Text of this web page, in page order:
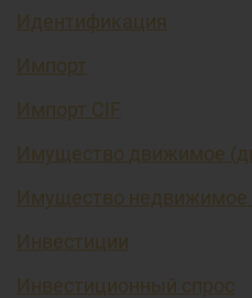
Идентификация
Импорт
Импорт CIF
Имущество движимое
Имущество недвижимое
Инвестиции
Инвестиционный спрос